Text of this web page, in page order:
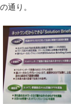
の通り。